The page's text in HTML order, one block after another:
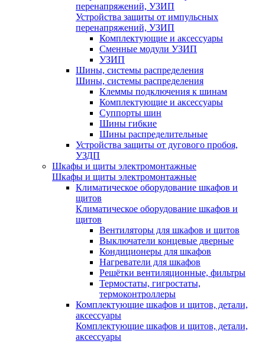
перенапряжений, УЗИП
Устройства защиты от импульсных
перенапряжений, УЗИП
Комплектующие и аксессуары
Сменные модули УЗИП
УЗИП
Шины, системы распределения
Шины, системы распределения
Клеммы подключения к шинам
Комплектующие и аксессуары
Суппорты шин
Шины гибкие
Шины распределительные
Устройства защиты от дугового пробоя,
УЗДП
Шкафы и щиты электромонтажные
Шкафы и щиты электромонтажные
Климатическое оборудование шкафов и
щитов
Климатическое оборудование шкафов и
щитов
Вентиляторы для шкафов и щитов
Выключатели концевые дверные
Кондиционеры для шкафов
Нагреватели для шкафов
Решётки вентиляционные, фильтры
Термостаты, гигростаты,
термоконтроллеры
Комплектующие шкафов и щитов, детали,
аксессуары
Комплектующие шкафов и щитов, детали,
аксессуары